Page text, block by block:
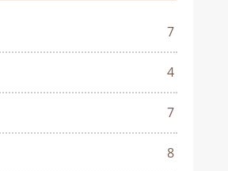
7
4
7
8